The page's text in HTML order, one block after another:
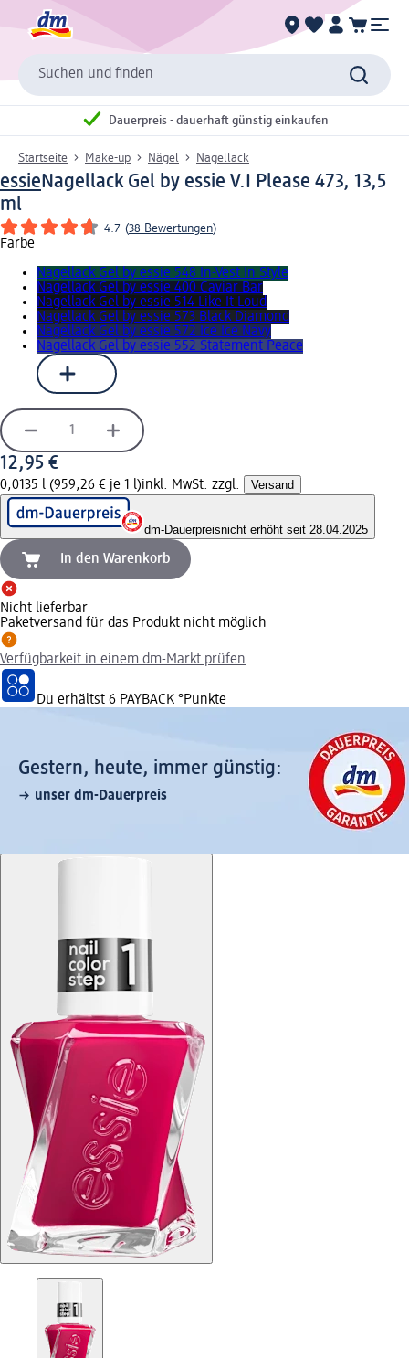
Suchen und finden
Dauerpreis - dauerhaft günstig einkaufen
Startseite Make-up Nägel Nagellack
essieNagellack Gel by essie V.I Please 473, 13,5
ml
4.7 (38 Bewertungen)
Farbe
Nagellack Gel by essie 548 In-Vest In Style
Nagellack Gel by essie 400 Caviar Bar
Nagellack Gel by essie 514 Like It Loud
Nagellack Gel by essie 573 Black Diamond
Nagellack Gel by essie 572 Ice Ice Navy
Nagellack Gel by essie 552 Statement Peace
12,95 €
0,0135 l (959,26 € je 1 l)inkl. MwSt. zzgl. Versand
dm-Dauerpreisnicht erhöht seit 28.04.2025
In den Warenkorb
Nicht lieferbar
Paketversand für das Produkt nicht möglich
Verfügbarkeit in einem dm-Markt prüfen
Du erhältst 6 PAYBACK °Punkte
Gestern, heute, immer günstig:
unser dm-Dauerpreis